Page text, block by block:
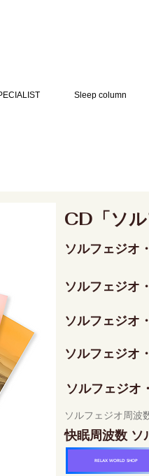
Sleep column
CD「ソ
ソルフェジ
ソルフェジ
ソルフェジ
ソルフェジ
ソルフェジ
ソルフェジオ周波
快眠周波数 ソ
RELAX WORLD SHOP